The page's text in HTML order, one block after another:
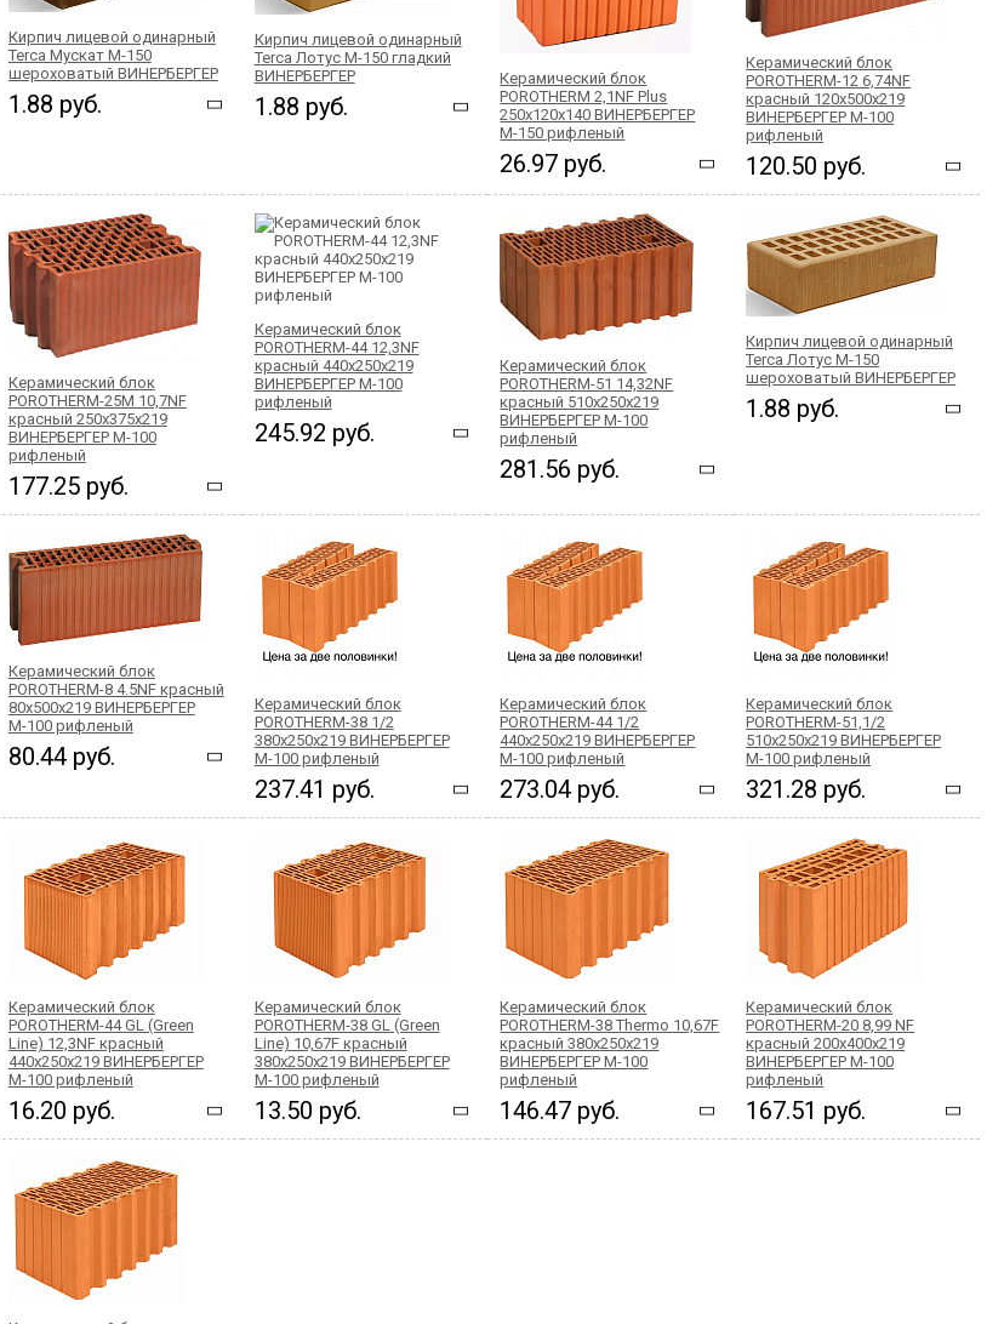
Кирпич лицевой одинарный
Terca Мускат М-150
шероховатый ВИНЕРБЕРГЕР
1.88 руб.
Кирпич лицевой одинарный
Terca Лотус М-150 гладкий
ВИНЕРБЕРГЕР
1.88 руб.
Керамический блок
POROTHERM 2,1NF Plus
250x120x140 ВИНЕРБЕРГЕР
М-150 рифленый
26.97 руб.
Керамический блок
POROTHERM-12 6,74NF
красный 120x500x219
ВИНЕРБЕРГЕР М-100
рифленый
120.50 руб.
Керамический блок
POROTHERM-25М 10,7NF
красный 250x375x219
ВИНЕРБЕРГЕР М-100
рифленый
177.25 руб.
Керамический блок
POROTHERM-44 12,3NF
красный 440x250x219
ВИНЕРБЕРГЕР М-100
рифленый
245.92 руб.
Керамический блок
POROTHERM-51 14,32NF
красный 510x250x219
ВИНЕРБЕРГЕР М-100
рифленый
281.56 руб.
Кирпич лицевой одинарный
Terca Лотус М-150
шероховатый ВИНЕРБЕРГЕР
1.88 руб.
Керамический блок
POROTHERM-8 4.5NF красный
80x500x219 ВИНЕРБЕРГЕР
М-100 рифленый
80.44 руб.
Керамический блок
POROTHERM-38 1/2
380x250x219 ВИНЕРБЕРГЕР
М-100 рифленый
237.41 руб.
Керамический блок
POROTHERM-44 1/2
440x250x219 ВИНЕРБЕРГЕР
М-100 рифленый
273.04 руб.
Керамический блок
POROTHERM-51,1/2
510x250x219 ВИНЕРБЕРГЕР
М-100 рифленый
321.28 руб.
Керамический блок
POROTHERM-44 GL (Green
Line) 12,3NF красный
440x250x219 ВИНЕРБЕРГЕР
М-100 рифленый
16.20 руб.
Керамический блок
POROTHERM-38 GL (Green
Line) 10,67F красный
380x250x219 ВИНЕРБЕРГЕР
М-100 рифленый
13.50 руб.
Керамический блок
POROTHERM-38 Thermo 10,67F
красный 380x250x219
ВИНЕРБЕРГЕР М-100
рифленый
146.47 руб.
Керамический блок
POROTHERM-20 8,99 NF
красный 200х400x219
ВИНЕРБЕРГЕР М-100
рифленый
167.51 руб.